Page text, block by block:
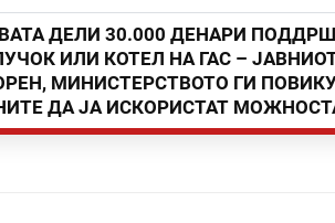
ДЕЛИ 30.000 ДЕНАРИ
ИЛИ КОТЕЛ НА ГАС –
МИНИСТЕРСТВОТО ГИ
ДА ЈА ИСКОРИСТАТ